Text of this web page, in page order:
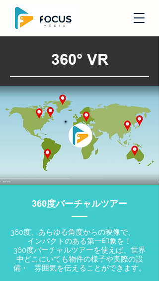
360° VR
360度バーチャルツアー
360度、あらゆる角度からの映像で、
インパクトのある第一印象を！
360度バーチャルツアーを使えば、世界
中どこにいても物件の様子や実際の設
備・ 雰囲気を伝えることができます。